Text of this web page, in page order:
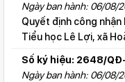
Ngày ban hành: 06/08/
Quyết định công
Tiểu học Lê Lợi, xã
Số ký hiệu: 2648/
Ngày ban hành: 06/08/